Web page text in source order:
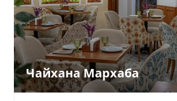
Чайхана Мархаба